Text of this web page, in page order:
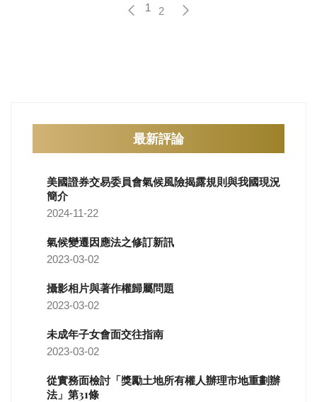
1 2
最新評論
美國證券交易委員會氣候風險揭露規則與我國現況
簡介
2024-11-22
氣候變遷因應法之修訂新訊
2023-03-02
攝影相片與著作權歸屬問題
2023-03-02
未成年子女會面交往指南
2023-03-02
從實務面檢討「獎勵土地所有權人辦理市地重劃辦
法」第31條